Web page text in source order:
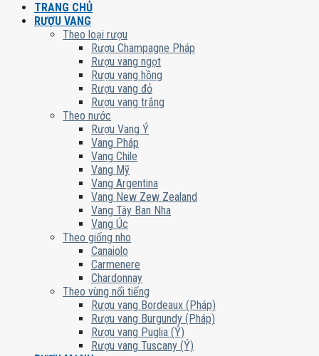
TRANG CHỦ
RƯỢU VANG
Theo loại rượu
Rượu Champagne Pháp
Rượu vang ngọt
Rượu vang hồng
Rượu vang đỏ
Rượu vang trắng
Theo nước
Rượu Vang Ý
Vang Pháp
Vang Chile
Vang Mỹ
Vang Argentina
Vang New Zew Zealand
Vang Tây Ban Nha
Vang Úc
Theo giống nho
Canaiolo
Carmenere
Chardonnay
Theo vùng nổi tiếng
Rượu vang Bordeaux (Pháp)
Rượu vang Burgundy (Pháp)
Rượu vang Puglia (Ý)
Rượu vang Tuscany (Ý)